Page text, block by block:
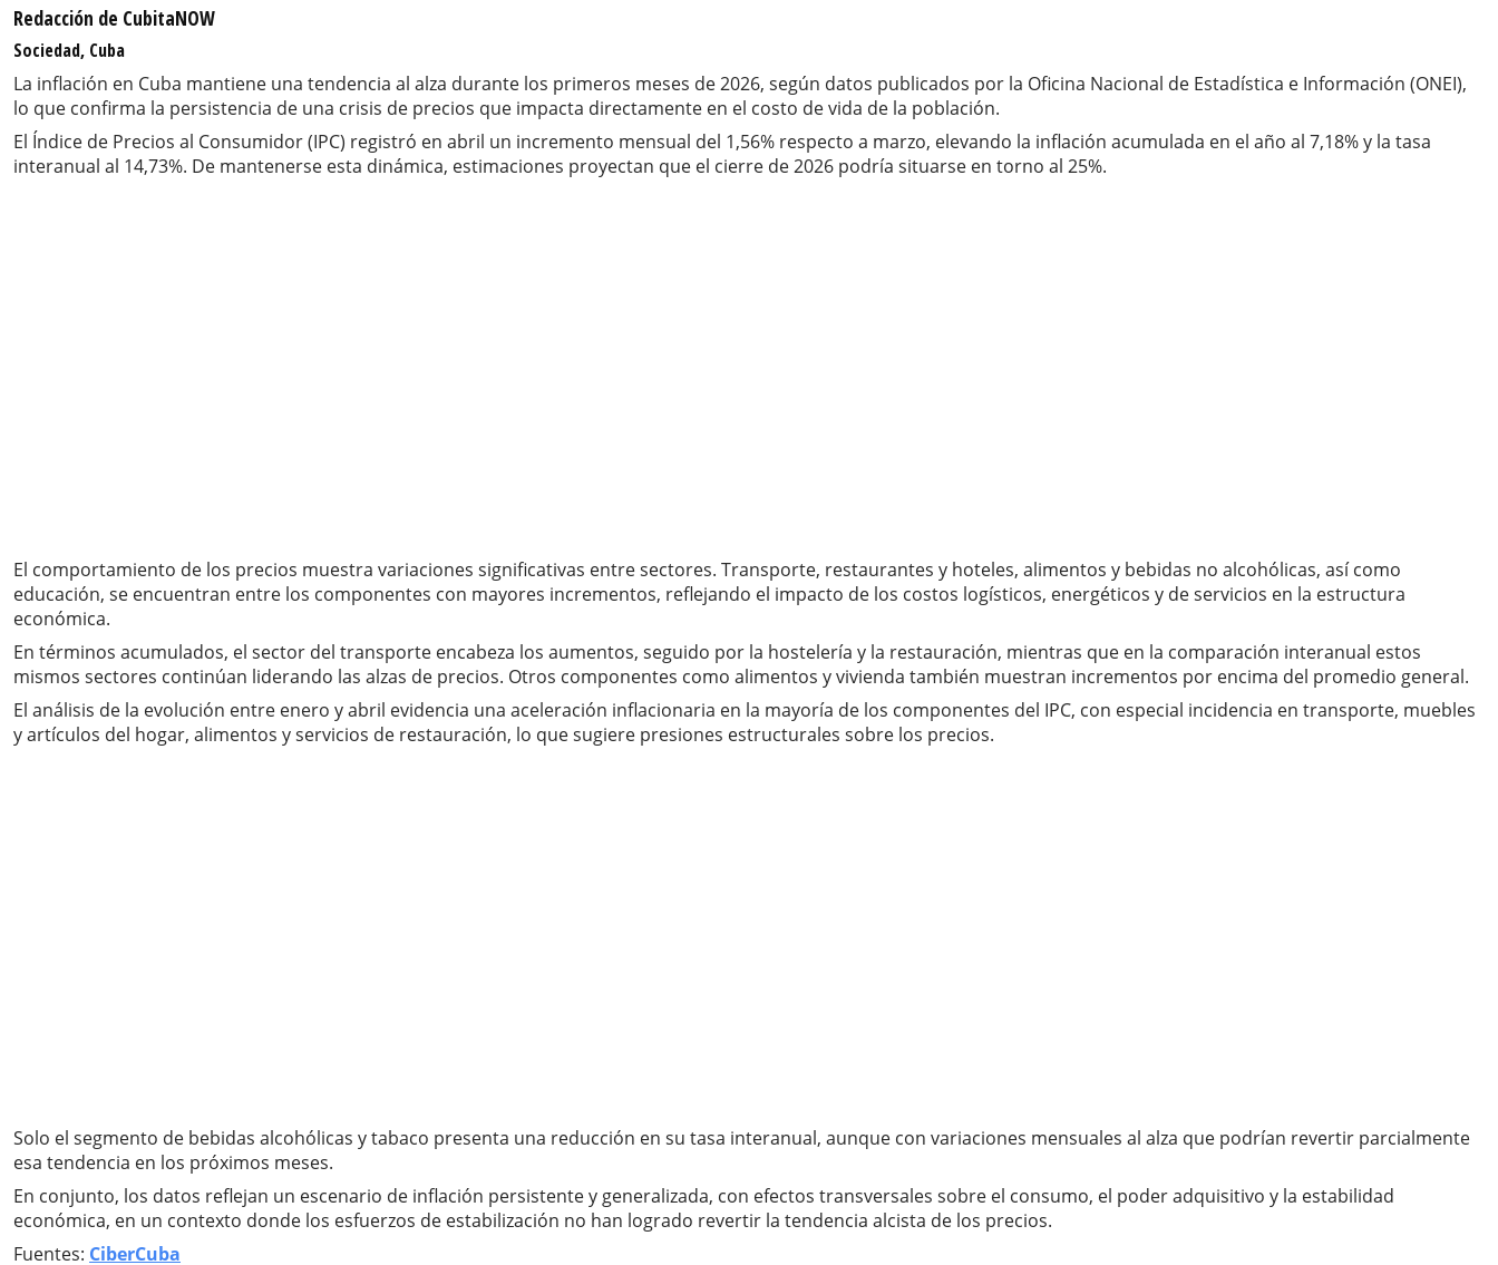
Redacción de CubitaNOW
Sociedad, Cuba
La inflación en Cuba mantiene una tendencia al alza durante los primeros meses de 2026, según datos publicados por la Oficina Nacional de Estadística e Información (ONEI),
lo que confirma la persistencia de una crisis de precios que impacta directamente en el costo de vida de la población.
El Índice de Precios al Consumidor (IPC) registró en abril un incremento mensual del 1,56% respecto a marzo, elevando la inflación acumulada en el año al 7,18% y la tasa
interanual al 14,73%. De mantenerse esta dinámica, estimaciones proyectan que el cierre de 2026 podría situarse en torno al 25%.
El comportamiento de los precios muestra variaciones significativas entre sectores. Transporte, restaurantes y hoteles, alimentos y bebidas no alcohólicas, así como
educación, se encuentran entre los componentes con mayores incrementos, reflejando el impacto de los costos logísticos, energéticos y de servicios en la estructura
económica.
En términos acumulados, el sector del transporte encabeza los aumentos, seguido por la hostelería y la restauración, mientras que en la comparación interanual estos
mismos sectores continúan liderando las alzas de precios. Otros componentes como alimentos y vivienda también muestran incrementos por encima del promedio general.
El análisis de la evolución entre enero y abril evidencia una aceleración inflacionaria en la mayoría de los componentes del IPC, con especial incidencia en transporte, muebles
y artículos del hogar, alimentos y servicios de restauración, lo que sugiere presiones estructurales sobre los precios.
Solo el segmento de bebidas alcohólicas y tabaco presenta una reducción en su tasa interanual, aunque con variaciones mensuales al alza que podrían revertir parcialmente
esa tendencia en los próximos meses.
En conjunto, los datos reflejan un escenario de inflación persistente y generalizada, con efectos transversales sobre el consumo, el poder adquisitivo y la estabilidad
económica, en un contexto donde los esfuerzos de estabilización no han logrado revertir la tendencia alcista de los precios.
Fuentes: CiberCuba